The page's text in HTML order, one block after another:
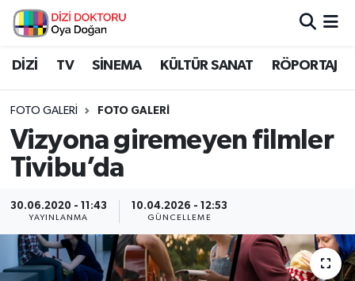
DİZİ TV SİNEMA KÜLTÜR SANAT RÖPORTAJ
FOTO GALERI FOTO GALERİ
Vizyona giremeyen filmler
Tivibu’da
30.06.2020 - 11:43
YAYINLANMA
10.04.2026 - 12:53
GÜNCELLEME
İstanbul Nöbetçi Eczaneler
İstanbul Namaz Vakitleri
İstanbul Trafik Yoğunluk Haritası
Süper Lig Puan Durumu ve Fikstür
Tüm Manşetler